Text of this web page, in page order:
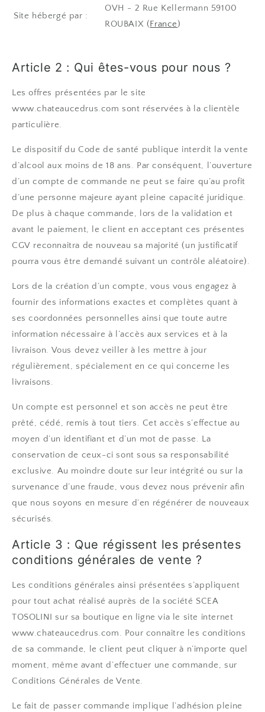
Site hébergé par :
OVH - 2 Rue Kellermann 59100
ROUBAIX (France)
Article 2 : Qui êtes-vous pour nous ?
Les offres présentées par le site
www.chateaucedrus.com sont réservées à la clientèle
particulière.
Le dispositif du Code de santé publique interdit la vente
d’alcool aux moins de 18 ans. Par conséquent, l’ouverture
d’un compte de commande ne peut se faire qu’au profit
d’une personne majeure ayant pleine capacité juridique.
De plus à chaque commande, lors de la validation et
avant le paiement, le client en acceptant ces présentes
CGV reconnaitra de nouveau sa majorité (un justificatif
pourra vous être demandé suivant un contrôle aléatoire).
Lors de la création d’un compte, vous vous engagez à
fournir des informations exactes et complètes quant à
ses coordonnées personnelles ainsi que toute autre
information nécessaire à l’accès aux services et à la
livraison. Vous devez veiller à les mettre à jour
régulièrement, spécialement en ce qui concerne les
livraisons.
Un compte est personnel et son accès ne peut être
prêté, cédé, remis à tout tiers. Cet accès s’effectue au
moyen d’un identifiant et d’un mot de passe. La
conservation de ceux-ci sont sous sa responsabilité
exclusive. Au moindre doute sur leur intégrité ou sur la
survenance d’une fraude, vous devez nous prévenir afin
que nous soyons en mesure d’en régénérer de nouveaux
sécurisés.
Article 3 : Que régissent les présentes
conditions générales de vente ?
Les conditions générales ainsi présentées s’appliquent
pour tout achat réalisé auprès de la société SCEA
TOSOLINI sur sa boutique en ligne via le site internet
www.chateaucedrus.com. Pour connaître les conditions
de sa commande, le client peut cliquer à n’importe quel
moment, même avant d’effectuer une commande, sur
Conditions Générales de Vente.
Le fait de passer commande implique l’adhésion pleine